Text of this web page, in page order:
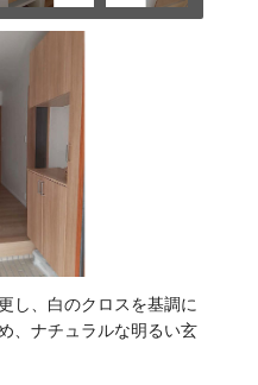
し、白のクロスを基調に
、ナチュラルな明るい玄